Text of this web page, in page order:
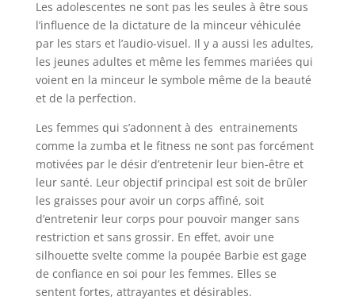
Les adolescentes ne sont pas les seules à être sous
l’influence de la dictature de la minceur véhiculée
par les stars et l’audio-visuel. Il y a aussi les adultes,
les jeunes adultes et même les femmes mariées qui
voient en la minceur le symbole même de la beauté
et de la perfection.
Les femmes qui s’adonnent à des entrainements
comme la zumba et le fitness ne sont pas forcément
motivées par le désir d’entretenir leur bien-être et
leur santé. Leur objectif principal est soit de brûler
les graisses pour avoir un corps affiné, soit
d’entretenir leur corps pour pouvoir manger sans
restriction et sans grossir. En effet, avoir une
silhouette svelte comme la poupée Barbie est gage
de confiance en soi pour les femmes. Elles se
sentent fortes, attrayantes et désirables.